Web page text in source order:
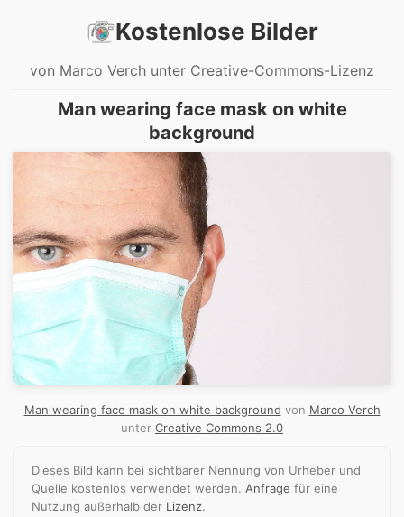
Kostenlose Bilder
von Marco Verch unter Creative-Commons-Lizenz
Man wearing face mask on white
background
Man wearing face mask on white background von Marco Verch
unter Creative Commons 2.0
Dieses Bild kann bei sichtbarer Nennung von Urheber und
Quelle kostenlos verwendet werden. Anfrage für eine
Nutzung außerhalb der Lizenz.